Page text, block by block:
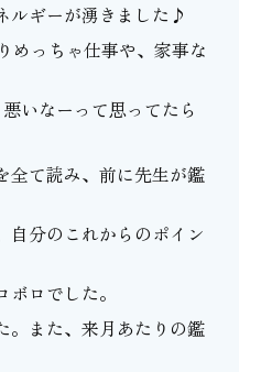
ルギーが湧きました♪
めっちゃ仕事や、家事な
いなーって思ってたら
全て読み、前に先生が鑑
自分のこれからのポイン
ロでした。
。また、来月あたりの鑑